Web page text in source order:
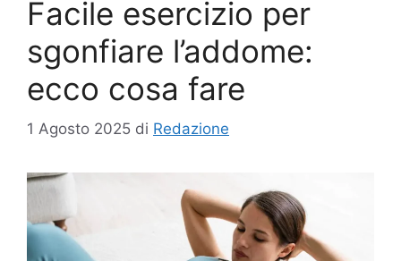
Facile esercizio per
sgonfiare l’addome:
ecco cosa fare
1 Agosto 2025 di Redazione